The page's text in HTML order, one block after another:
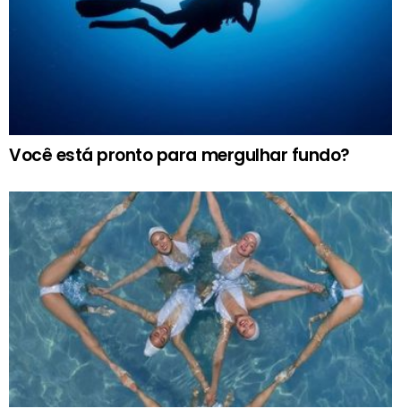
Você está pronto para mergulhar fundo?